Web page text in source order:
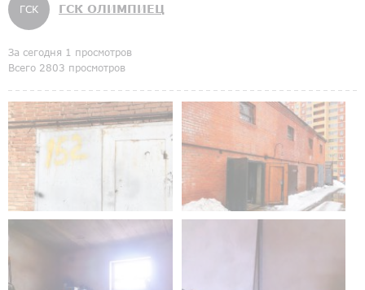
ГСК ГСК ОЛИМПИЕЦ
За сегодня 1 просмотров
Всего 2803 просмотров